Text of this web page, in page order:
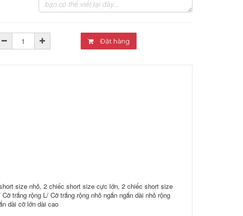
Đặt hàng
size nhỏ, 2 chiếc short size cực lớn, 2 chiếc short size
trắng rộng L/ Cỡ trắng rộng nhỏ ngắn ngắn dài nhỏ rộng
dài cỡ lớn dài cao